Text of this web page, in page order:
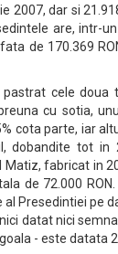
2007, dar si
are, intr-
de 170.369
cele doua
cu sotia,
cota parte, iar
dobandite tot in
fabricat in
de 72.000
Presedintiei pe
datat nici
- este datata